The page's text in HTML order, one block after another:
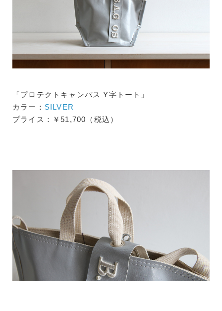
「プロテクトキャンバス Y字トート」
カラー： SILVER
プライス：￥51,700（税込）